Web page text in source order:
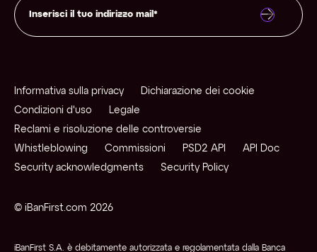
© iBanFirst.com 2026
Informativa sulla privacy Dichiarazione dei cookie
Condizioni d'uso Legale
Reclami e risoluzione delle controversie
Whistleblowing Commissioni PSD2 API API Doc
Security acknowledgments Security Policy
iBanFirst S.A. è debitamente autorizzata e regolamentata dalla Banca